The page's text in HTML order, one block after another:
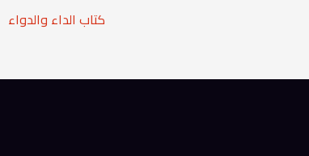
كتاب الداء والدواء